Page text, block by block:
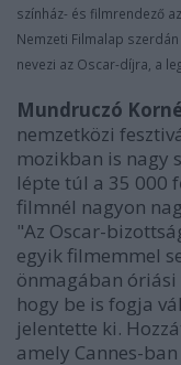
színház- és filmrendező
Nemzeti Filmalap
nevezi az Oscar-díjra, a
Mundruczó
nemzetközi
mozikban is nagy
lépte túl a 35 000
filmnél nagyon
"Az Oscar-
egyik filmemmel
önmagában óriási
hogy be is fogja
jelentette ki.
amely Cannes-